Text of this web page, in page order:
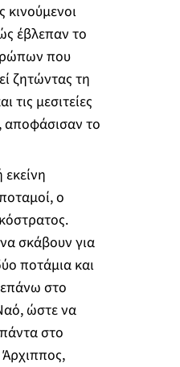
κινούμενοι
έβλεπαν το
που
ζητώντας τη
τις μεσιτείες
αποφάσισαν το
ο
σκάβουν για
ποτάμια και
στο
ώστε να
στο